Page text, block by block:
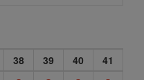
38 39 40
41